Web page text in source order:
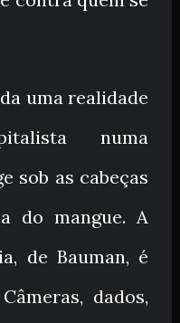
uma realidade
numa
sob as cabeças
do mangue. A
de Bauman, é
dados,